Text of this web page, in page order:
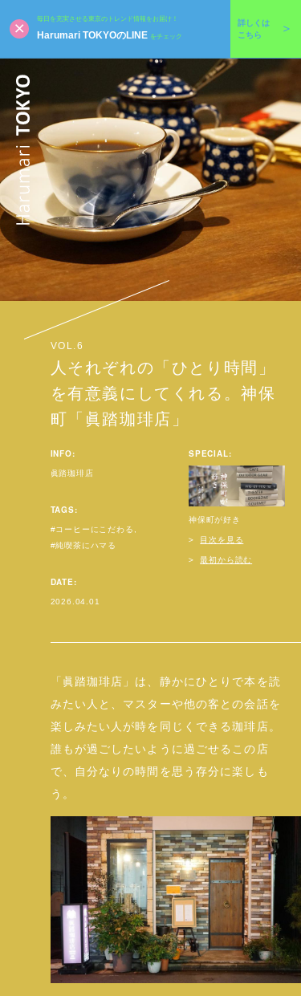
毎日を充実させる東京のトレンド情報をお届け！
Harumari TOKYOのLINE をチェック
詳しくは
こちら
VOL.6
人それぞれの「ひとり時間」
を有意義にしてくれる。神保
町「眞踏珈琲店」
INFO:
眞踏珈琲店
TAGS:
コーヒーにこだわる
純喫茶にハマる
DATE:
2026.04.01
SPECIAL:
神保町が好き
目次を見る
最初から読む
「眞踏珈琲店」は、静かにひとりで本を読
みたい人と、マスターや他の客との会話を
楽しみたい人が時を同じくできる珈琲店。
誰もが過ごしたいように過ごせるこの店
で、自分なりの時間を思う存分に楽しも
う。